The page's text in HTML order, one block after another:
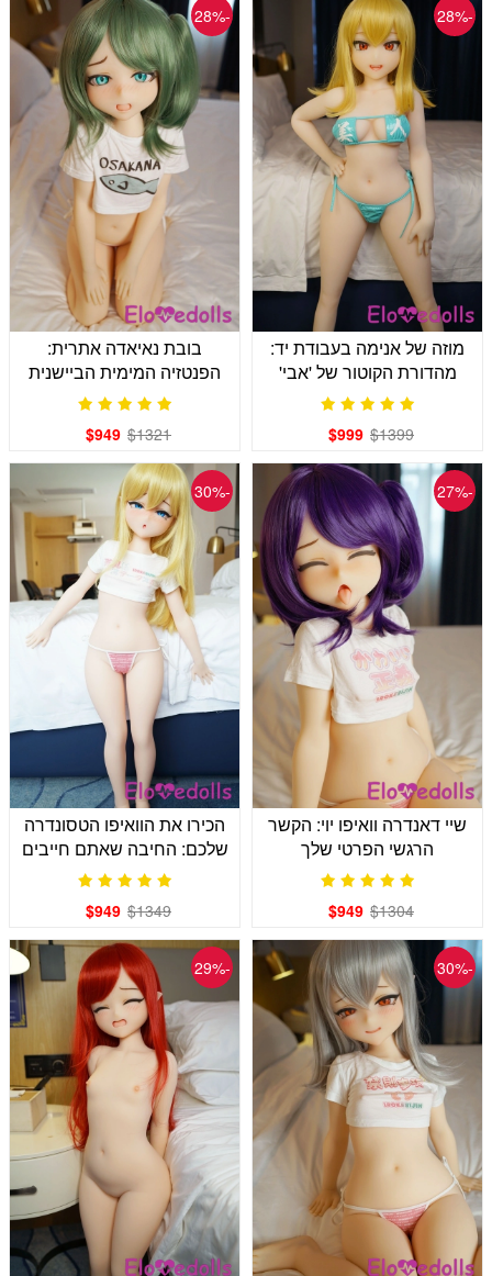
-28%
מוזה של אנימה בעבודת יד:
מהדורת הקוטור של 'אבי'
$1399
$999
-28%
בובת נאיאדה אתרית:
הפנטזיה המימית הביישנית
שלך מחכה
$1321
$949
-27%
שיי דאנדרה וואיפו יוי: הקשר
הרגשי הפרטי שלך
$1304
$949
-30%
הכירו את הוואיפו הטסונדרה
שלכם: החיבה שאתם חייבים
להרוויח
$1349
$949
-30%
-29%